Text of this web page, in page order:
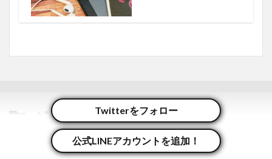
Twitterをフォロー
公式LINEアカウントを追加！
グルメ の最新記事8件